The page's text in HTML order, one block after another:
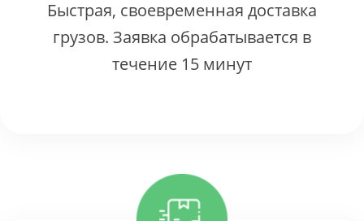
Быстрая, своевременная доставка
грузов. Заявка обрабатывается в
течение 15 минут